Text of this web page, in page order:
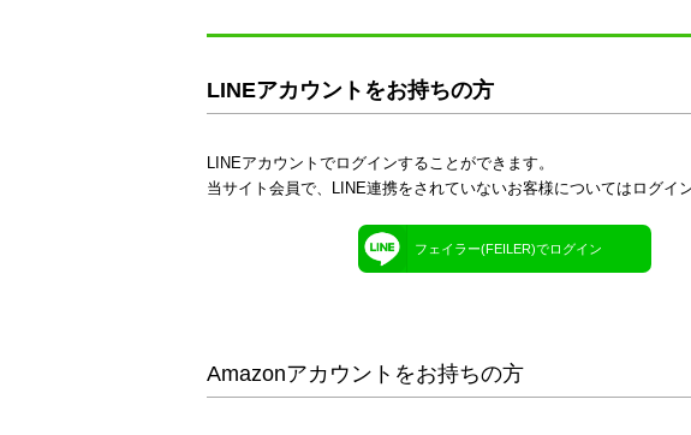
LINEアカウントをお持ちの方
LINEアカウントでログインすることができます。
当サイト会員で、LINE連携をされていないお客様についてはログイ
フェイラー(FEILER)でログイン
Amazonアカウントをお持ちの方